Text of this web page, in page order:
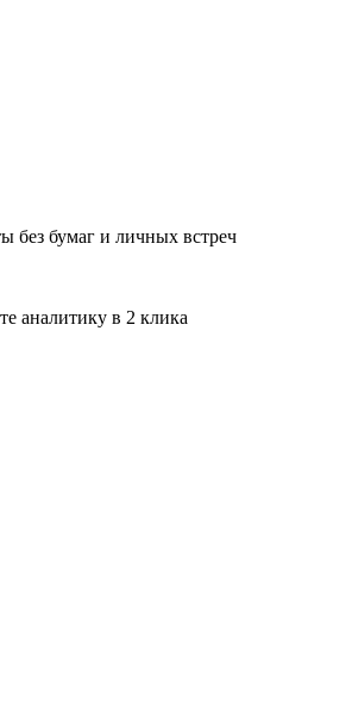
без бумаг и личных встреч
аналитику в 2 клика